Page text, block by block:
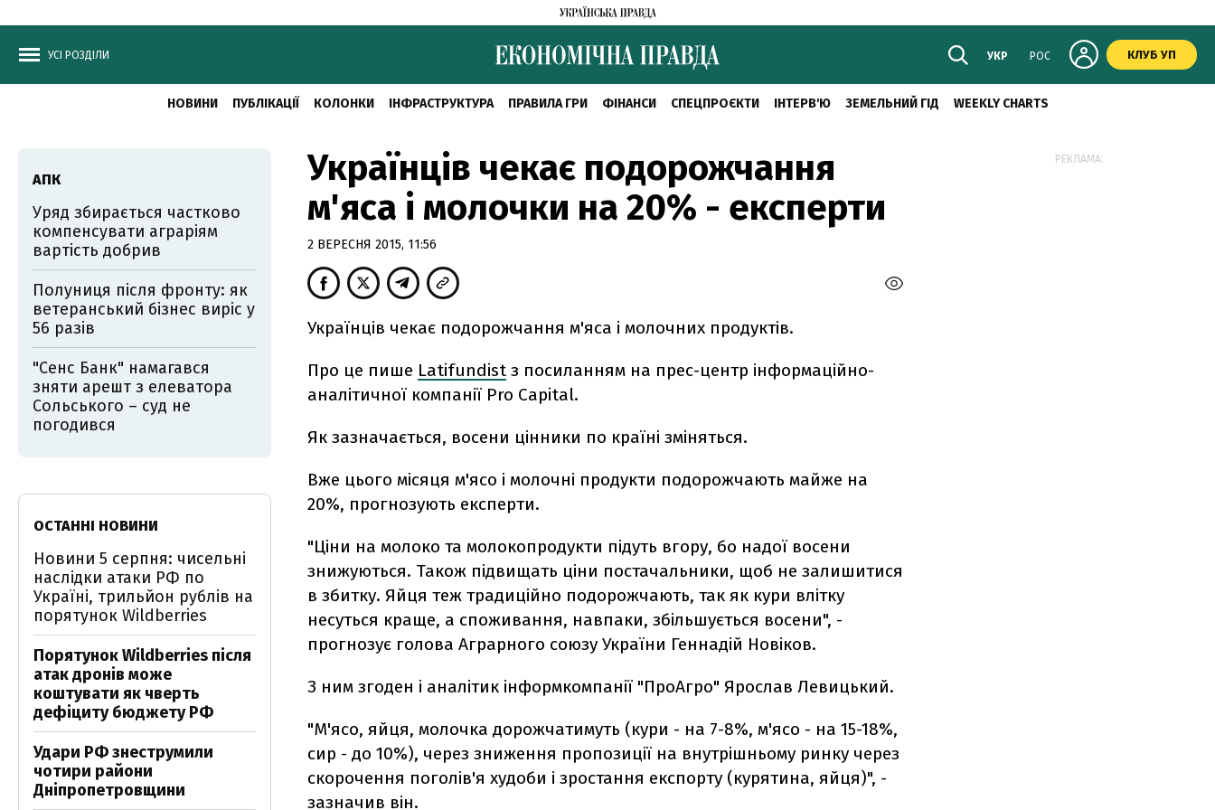
УСІ РОЗДІЛИ УКР РОС КЛУБ УП
НОВИНИ ПУБЛІКАЦІЇ КОЛОНКИ ІНФРАСТРУКТУРА ПРАВИЛА ГРИ ФІНАНСИ СПЕЦПРОЄКТИ ІНТЕРВ'Ю ЗЕМЕЛЬНИЙ ГІД WEEKLY CHARTS
Українців чекає подорожчання
м'яса і молочки на 20% - експерти
2 ВЕРЕСНЯ 2015, 11:56
Українців чекає подорожчання м'яса і молочних продуктів.
Про це пише Latifundist з посиланням на прес-центр інформаційно-
аналітичної компанії Pro Capital.
Як зазначається, восени цінники по країні зміняться.
Вже цього місяця м'ясо і молочні продукти подорожчають майже на
20%, прогнозують експерти.
"Ціни на молоко та молокопродукти підуть вгору, бо надої восени
знижуються. Також підвищать ціни постачальники, щоб не залишитися
в збитку. Яйця теж традиційно подорожчають, так як кури влітку
несуться краще, а споживання, навпаки, збільшується восени", -
прогнозує голова Аграрного союзу України Геннадій Новіков.
З ним згоден і аналітик інформкомпанії "ПроАгро" Ярослав Левицький.
"М'ясо, яйця, молочка дорожчатимуть (кури - на 7-8%, м'ясо - на 15-18%,
сир - до 10%), через зниження пропозиції на внутрішньому ринку через
скорочення поголів'я худоби і зростання експорту (курятина, яйця)", -
зазначив він.
АПК
Уряд збирається частково
компенсувати аграріям
вартість добрив
Полуниця після фронту: як
ветеранський бізнес виріс у
56 разів
"Сенс Банк" намагався
зняти арешт з елеватора
Сольського – суд не
погодився
ОСТАННІ НОВИНИ
Новини 5 серпня: чисельні
наслідки атаки РФ по
Україні, трильйон рублів на
порятунок Wildberries
Порятунок Wildberries після
атак дронів може
коштувати як чверть
дефіциту бюджету РФ
Удари РФ знеструмили
чотири райони
Дніпропетровщини
РЕКЛАМА: